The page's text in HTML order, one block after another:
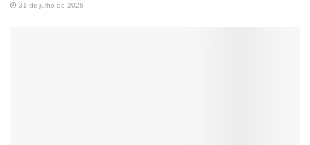
31 de julho de 2026